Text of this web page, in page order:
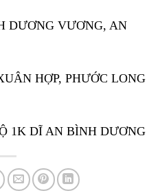
DƯƠNG VƯƠNG, AN
HỢP, PHƯỚC LONG
1K DĨ AN BÌNH DƯƠNG